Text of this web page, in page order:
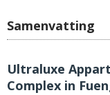
Samenvatting
Ultraluxe
Complex in